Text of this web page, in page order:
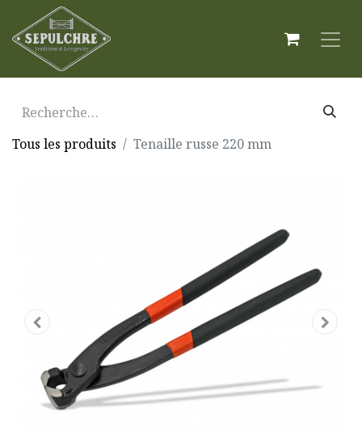
Tous les produits Tenaille russe 220 mm